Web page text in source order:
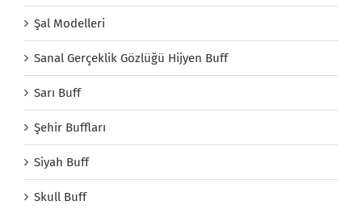
Şal Modelleri
Sanal Gerçeklik Gözlüğü Hijyen Buff
Sarı Buff
Şehir Buffları
Siyah Buff
Skull Buff